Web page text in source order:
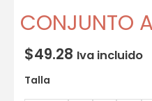
CONJUNTO
$49.28 Iva incluido
Talla